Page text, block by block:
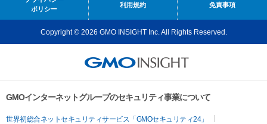
ポリシー
利用規約 免責事項
Copyright © 2026 GMO INSIGHT Inc. All Rights Reserved.
GMOインターネットグループのセキュリティ事業について
世界初総合ネットセキュリティサービス「GMOセキュリティ24」